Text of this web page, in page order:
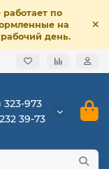
по
на
день.
323-973
39-73